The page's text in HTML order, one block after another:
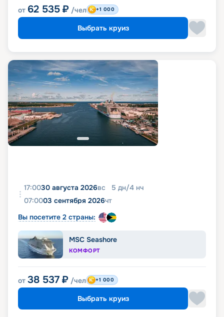
от 62 535 ₽ /чел +1 000
Выбрать круиз
17:0030 августа 2026вс 5 дн/4 нч
07:0003 сентября 2026чт
Вы посетите 2 страны:
MSC Seashore
КОМФОРТ
от 38 537 ₽ /чел +1 000
Выбрать круиз